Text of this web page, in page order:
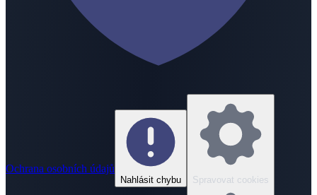
Ochrana osobních údajů
Nahlásit chybu Spravovat cookies